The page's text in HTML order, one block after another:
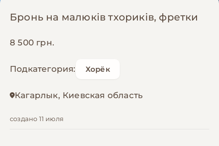
Бронь на малюків тхориків, фретки
8 500 грн.
Подкатегория: Хорёк
Кагарлык, Киевская область
создано 11 июля